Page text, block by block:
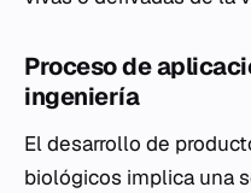
Proceso de
ingeniería
El desarrollo de
biológicos implica una